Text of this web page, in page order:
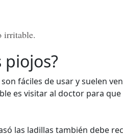
irritable.
piojos?
fáciles de usar y suelen
es visitar al doctor para
las ladillas también debe